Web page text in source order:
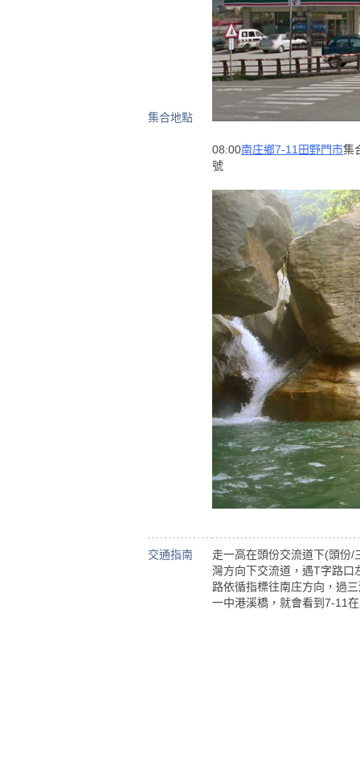
集合地點
08:00南庄鄉7-11田野門市集
號
交通指南
走一高在頭份交流道下(頭份/
灣方向下交流道，遇T字路口
路依循指標往南庄方向，過
一中港溪橋，就會看到7-11